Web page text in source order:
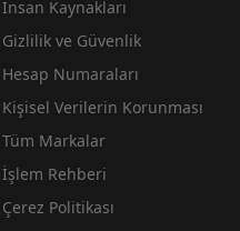
İnsan Kaynakları
Gizlilik ve Güvenlik
Hesap Numaraları
Kişisel Verilerin Korunması
Tüm Markalar
İşlem Rehberi
Çerez Politikası